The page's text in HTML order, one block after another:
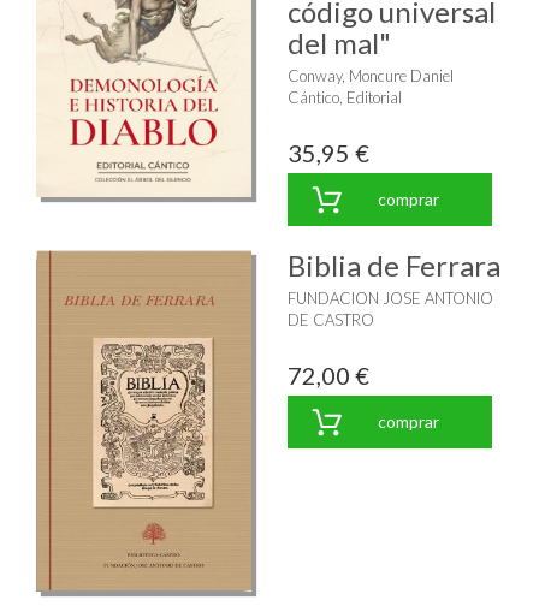
código universal
del mal"
Conway, Moncure Daniel
Cántico, Editorial
35,95 €
comprar
Biblia de Ferrara
FUNDACION JOSE ANTONIO
DE CASTRO
72,00 €
comprar